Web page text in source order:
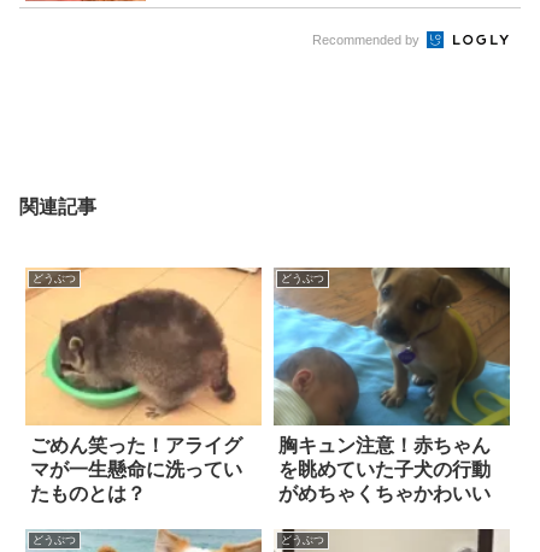
Recommended by
関連記事
どうぶつ
ごめん笑った！アライグ
マが一生懸命に洗ってい
たものとは？
どうぶつ
胸キュン注意！赤ちゃん
を眺めていた子犬の行動
がめちゃくちゃかわいい
どうぶつ どうぶつ